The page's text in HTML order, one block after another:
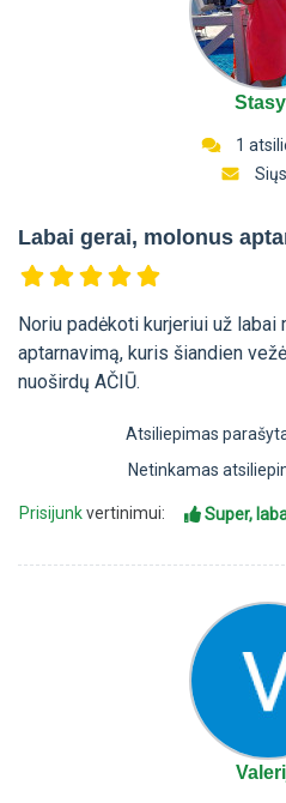
1
Labai gerai, molonus
Noriu padėkoti kurjeriui už
aptarnavimą, kuris šiandien
nuoširdų AČIŪ.
Atsiliepimas
Netinkamas
Prisijunkvertinimui: Super,